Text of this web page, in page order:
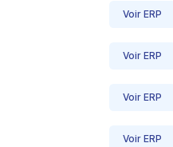
Voir ERP
Voir ERP
Voir ERP
Voir ERP